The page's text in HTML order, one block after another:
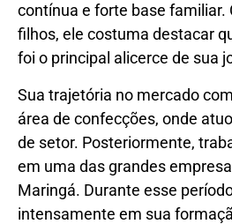
contínua e forte base familiar.
filhos, ele costuma destacar
foi o principal alicerce de sua
Sua trajetória no mercado
área de confecções, onde
de setor. Posteriormente,
em uma das grandes
Maringá. Durante esse
intensamente em sua